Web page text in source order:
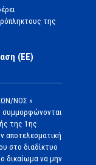
της
(ΕΕ)
ΝΟΣ »
συμμορφώνονται
της 1ης
αποτελεσματική
στο διαδίκτυο
δικαίωμα να μην